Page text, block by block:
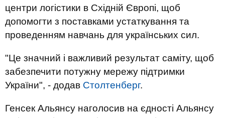
центри логістики в Східній Європі, щоб
допомогти з поставками устаткування та
проведенням навчань для українських сил.
"Це значний і важливий результат саміту, щоб
забезпечити потужну мережу підтримки
України", - додав Столтенберг.
Генсек Альянсу наголосив на єдності Альянсу